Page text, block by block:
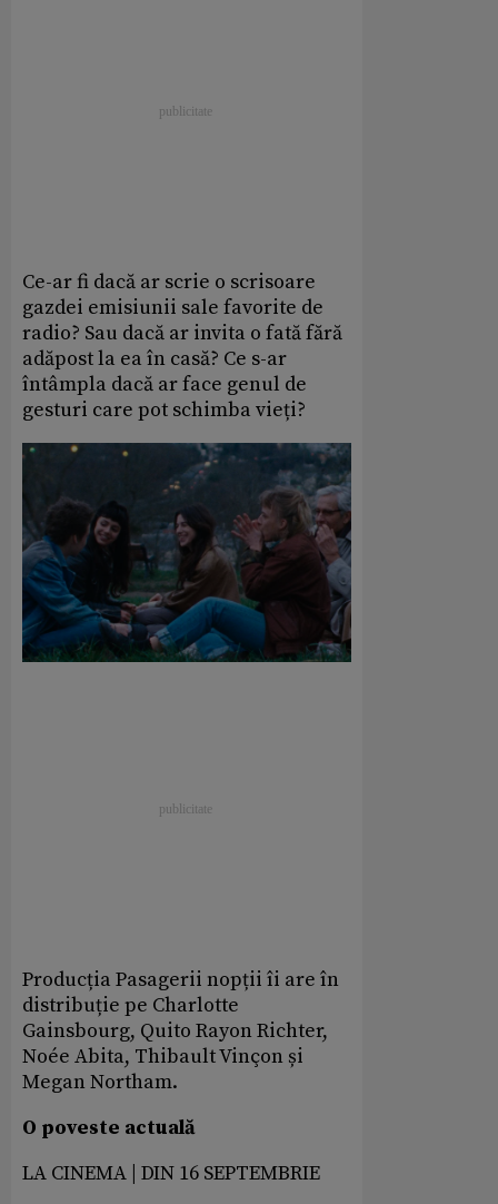
Ce-ar fi dacă ar scrie o scrisoare
gazdei emisiunii sale favorite de
radio? Sau dacă ar invita o fată fără
adăpost la ea în casă? Ce s-ar
întâmpla dacă ar face genul de
gesturi care pot schimba vieți?
Producția Pasagerii nopții îi are în
distribuție pe Charlotte
Gainsbourg, Quito Rayon Richter,
Noée Abita, Thibault Vinçon și
Megan Northam.
O poveste actuală
LA CINEMA | DIN 16 SEPTEMBRIE